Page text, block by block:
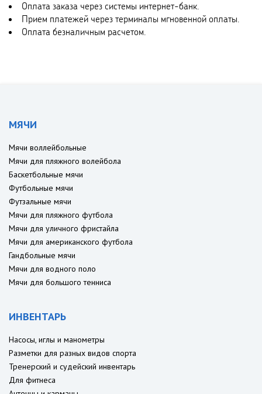
Оплата заказа через системы интернет-банк.
Прием платежей через терминалы мгновенной оплаты.
Оплата безналичным расчетом.
МЯЧИ
Мячи воллейбольные
Мячи для пляжного волейбола
Баскетбольные мячи
Футбольные мячи
Футзальные мячи
Мячи для пляжного футбола
Мячи для уличного фристайла
Мячи для американского футбола
Гандбольные мячи
Мячи для водного поло
Мячи для большого тенниса
ИНВЕНТАРЬ
Насосы, иглы и манометры
Разметки для разных видов спорта
Тренерский и судейский инвентарь
Для фитнеса